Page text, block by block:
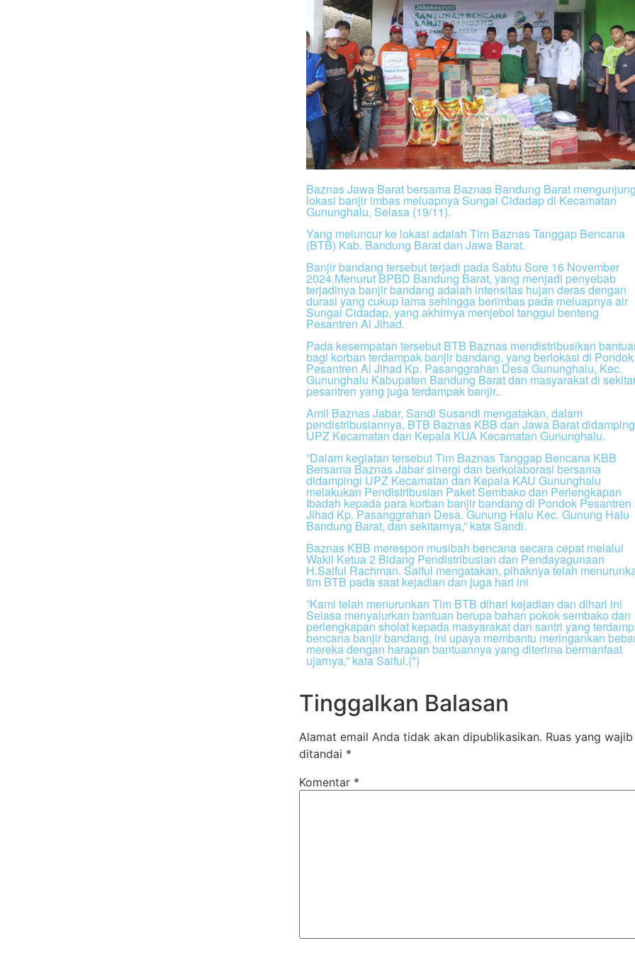
Baznas Jawa Barat bersama Baznas Bandung Barat
lokasi banjir imbas meluapnya Sungai Cidadap di Kecamatan
Gununghalu, Selasa (19/11).
Yang meluncur ke lokasi adalah Tim Baznas Tanggap Bencana
(BTB) Kab. Bandung Barat dan Jawa Barat.
Banjir bandang tersebut terjadi pada Sabtu Sore 16 November
2024.Menurut BPBD Bandung Barat, yang menjadi penyebab
terjadinya banjir bandang adalah intensitas hujan deras dengan
durasi yang cukup lama sehingga berimbas pada meluapnya air
Sungai Cidadap, yang akhirnya menjebol tanggul benteng
Pesantren Al Jihad.
Pada kesempatan tersebut BTB Baznas mendistribusikan
bagi korban terdampak banjir bandang, yang berlokasi di Pondok
Pesantren Al Jihad Kp. Pasanggrahan Desa Gununghalu, Kec.
Gununghalu Kabupaten Bandung Barat dan masyarakat di
pesantren yang juga terdampak banjir..
Amil Baznas Jabar, Sandi Susandi mengatakan, dalam
pendistribusiannya, BTB Baznas KBB dan Jawa Barat didamping
UPZ Kecamatan dan Kepala KUA Kecamatan Gununghalu.
”Dalam kegiatan tersebut Tim Baznas Tanggap Bencana KBB
Bersama Baznas Jabar sinergi dan berkolaborasi bersama
didampingi UPZ Kecamatan dan Kepala KAU Gununghalu
melakukan Pendistribusian Paket Sembako dan Perlengkapan
Ibadah kepada para korban banjir bandang di Pondok Pesantren
Jihad Kp. Pasanggrahan Desa. Gunung Halu Kec. Gunung Halu
Bandung Barat, dan sekitarnya,” kata Sandi.
Baznas KBB merespon musibah bencana secara cepat melalui
Wakil Ketua 2 Bidang Pendistribusian dan Pendayagunaan
H.Saiful Rachman. Saiful mengatakan, pihaknya telah
tim BTB pada saat kejadian dan juga hari ini
”Kami telah menurunkan Tim BTB dihari kejadian dan dihari ini
Selasa menyalurkan bantuan berupa bahan pokok sembako dan
perlengkapan sholat kepada masyarakat dan santri yang
bencana banjir bandang, ini upaya membantu meringankan
mereka dengan harapan bantuannya yang diterima bermanfaat
ujarnya,” kata Saiful.(*)
Tinggalkan Balasan
Alamat email Anda tidak akan dipublikasikan. Ruas yang wajib
ditandai *
Komentar *